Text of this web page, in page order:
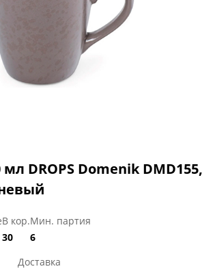
мл DROPS Domenik DMD155,
В кор.
30
Мин. партия
6
Доставка